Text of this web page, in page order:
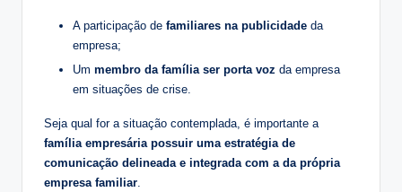
A participação de familiares na publicidade da
empresa;
Um membro da família ser porta voz da empresa
em situações de crise.
Seja qual for a situação contemplada, é importante a
família empresária possuir uma estratégia de
comunicação delineada e integrada com a da própria
empresa familiar.